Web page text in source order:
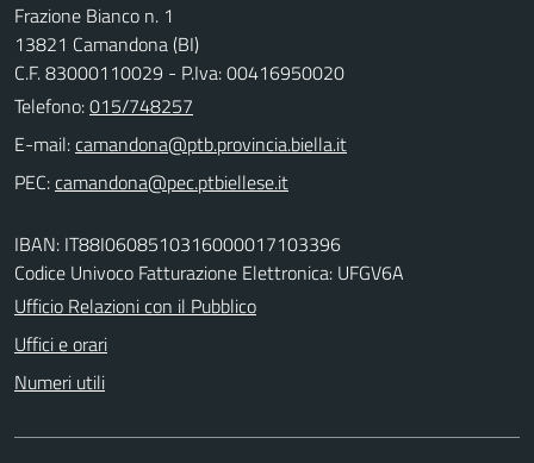
Frazione Bianco n. 1
13821 Camandona (BI)
C.F. 83000110029 - P.Iva: 00416950020
Telefono:015/748257
E-mail:
PEC:
IBAN: IT88I0608510316000017103396
Codice Univoco Fatturazione Elettronica: UFGV6A
Ufficio Relazioni con il Pubblico
Uffici e orari
Numeri utili